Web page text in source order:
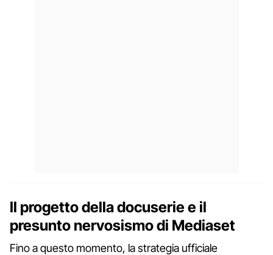
Il progetto della docuserie e il
presunto nervosismo di Mediaset
Fino a questo momento, la strategia ufficiale